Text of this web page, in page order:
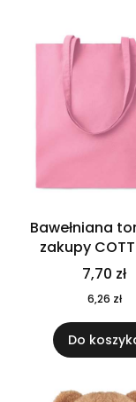
Bawełniana
zakupy
COLOUR++7,70 zł
6,26 zł
Do